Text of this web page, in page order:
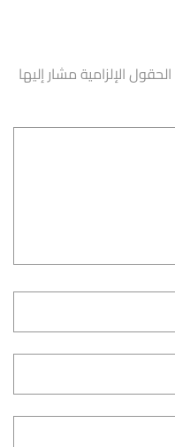
الحقول الإلزامية مشار إليها